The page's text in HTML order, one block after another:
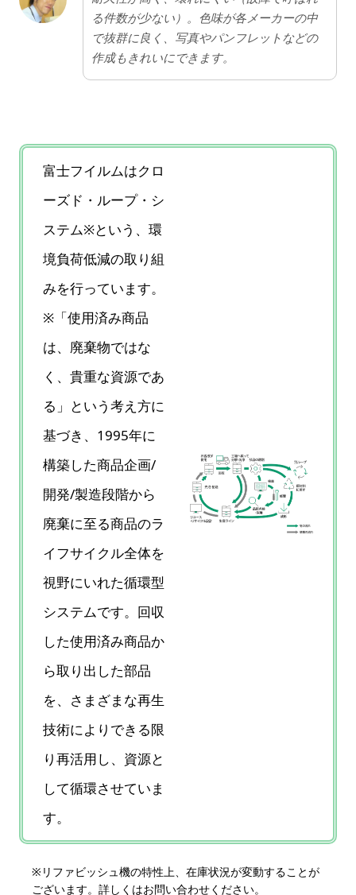
る件数が少ない）。色味が各メーカーの中
で抜群に良く、写真やパンフレットなどの
作成もきれいにできます。
富士フイルムはクロ
ーズド・ループ・シ
ステム※という、環
境負荷低減の取り組
みを行っています。
※「使用済み商品
は、廃棄物ではな
く、貴重な資源であ
る」という考え方に
基づき、1995年に
構築した商品企画/
開発/製造段階から
廃棄に至る商品のラ
イフサイクル全体を
視野にいれた循環型
システムです。回収
した使用済み商品か
ら取り出した部品
を、さまざまな再生
技術によりできる限
り再活用し、資源と
して循環させていま
す。
※リファビッシュ機の特性上、在庫状況が変動することが
ございます。詳しくはお問い合わせください。